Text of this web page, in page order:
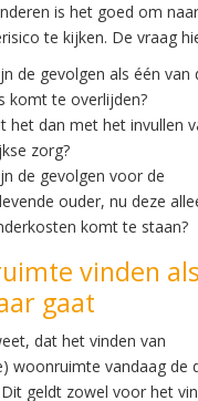
is het goed om
te kijken. De vraag
de gevolgen als één van
komt te overlijden?
het dan met het invullen
zorg?
de gevolgen voor de
ouder, nu deze
komt te staan?
vinden
gaat
dat het vinden van
woonruimte vandaag de
geldt zowel voor het